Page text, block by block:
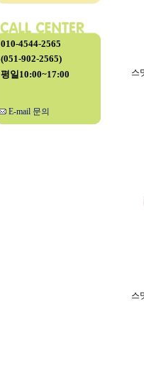
010-4544-2565
(051-902-2565)
평일10:00~17:00
E-mail 문의
스
스